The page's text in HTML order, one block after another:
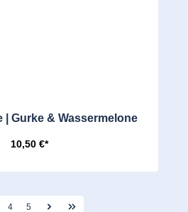
Gurke & Wassermelone
10,50 €*
4 5